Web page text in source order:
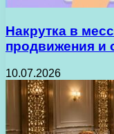
Накрутка в
продвижения и
10.07.2026